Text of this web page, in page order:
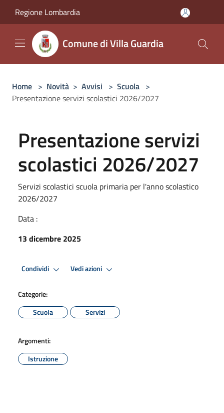
Regione Lombardia
Comune di Villa Guardia
Home > Novità > Avvisi > Scuola >
Presentazione servizi scolastici 2026/2027
Presentazione servizi
scolastici 2026/2027
Servizi scolastici scuola primaria per l'anno scolastico
2026/2027
Data :
13 dicembre 2025
Condividi Vedi azioni
Categorie:
Scuola
Servizi
Argomenti:
Istruzione